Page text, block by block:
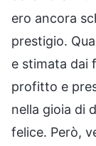
ero ancora
prestigio.
e stimata dai
profitto e
nella gioia di
felice. Però,